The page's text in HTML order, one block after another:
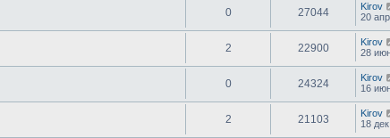
0 27044
Kirov
20
2 22900
Kirov
28
0 24324
Kirov
16
2 21103
Kirov
18